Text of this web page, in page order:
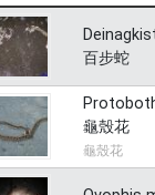
百步蛇
龜殼花
龜殼花